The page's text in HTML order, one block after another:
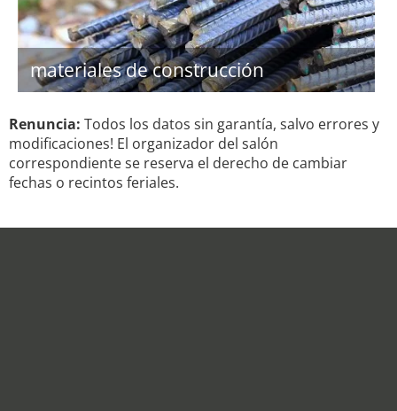
materiales de construcción
Renuncia: Todos los datos sin garantía, salvo errores y
modificaciones! El organizador del salón
correspondiente se reserva el derecho de cambiar
fechas o recintos feriales.